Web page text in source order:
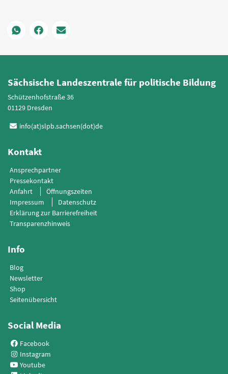
Sächsische Landeszentrale für politische Bildung
Schützenhofstraße 36
01129 Dresden
info(at)slpb.sachsen(dot)de
Kontakt
Ansprechpartner
Pressekontakt
Anfahrt
Öffnungszeiten
Impressum
Datenschutz
Erklärung zur Barrierefreiheit
Transparenzhinweis
Info
Blog
Newsletter
Shop
Seitenübersicht
Social Media
Facebook
Instagram
Youtube